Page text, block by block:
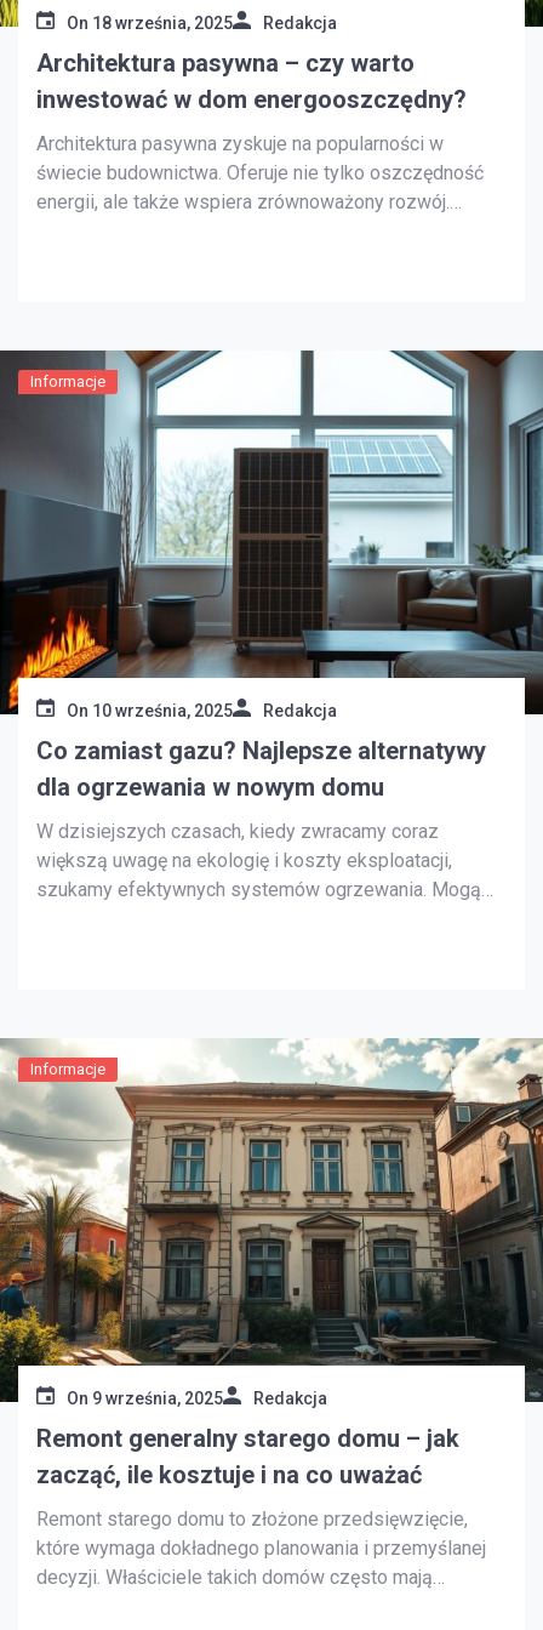
On 18 września, 2025 Redakcja
Architektura pasywna – czy warto
inwestować w dom energooszczędny?
Architektura pasywna zyskuje na popularności w
świecie budownictwa. Oferuje nie tylko oszczędność
energii, ale także wspiera zrównoważony rozwój.
zjawisko ma duże znaczenie dla przyszłości
budownictwa i […]
Informacje
On 10 września, 2025 Redakcja
Co zamiast gazu? Najlepsze alternatywy
dla ogrzewania w nowym domu
W dzisiejszych czasach, kiedy zwracamy coraz
większą uwagę na ekologię i koszty eksploatacji,
szukamy efektywnych systemów ogrzewania. Mogą
komfort cieplny w naszych domach. Jednocześnie
wspierają one ekologiczne […]
Informacje
On 9 września, 2025 Redakcja
Remont generalny starego domu – jak
zacząć, ile kosztuje i na co uważać
Remont starego domu to złożone przedsięwzięcie,
które wymaga dokładnego planowania i przemyślanej
decyzji. Właściciele takich domów często mają